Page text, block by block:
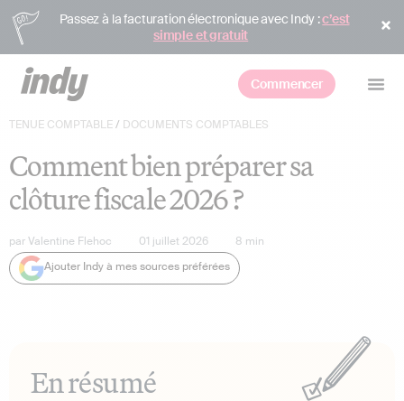
Passez à la facturation électronique avec Indy :c’est
simple et gratuit
Commencer
TENUE COMPTABLE/ DOCUMENTS COMPTABLES
Comment bien préparer sa
clôture fiscale 2026 ?
parValentine Flehoc 01 juillet 2026 8 min
Ajouter Indy à mes sources préférées
En résumé